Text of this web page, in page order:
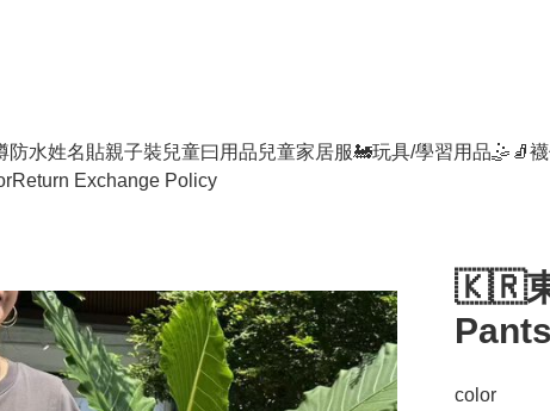
防水姓名貼親子裝兒童曰用品兒童家居服🚂玩具/學習用品🤹 🧦
Return Exchange Policy
🇰🇷東
color